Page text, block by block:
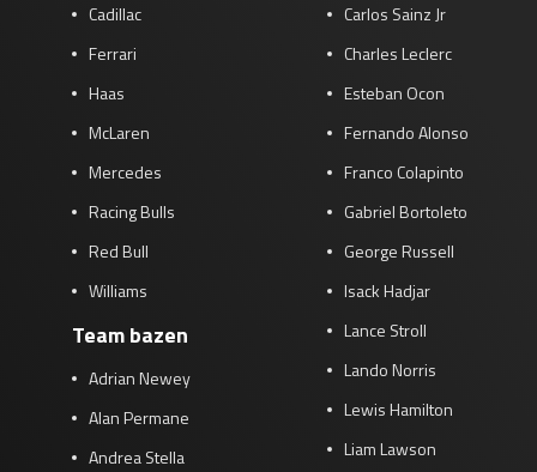
Cadillac
Ferrari
Haas
McLaren
Mercedes
Racing Bulls
Red Bull
Williams
Team bazen
Adrian Newey
Alan Permane
Andrea Stella
Carlos Sainz Jr
Charles Leclerc
Esteban Ocon
Fernando Alonso
Franco Colapinto
Gabriel Bortoleto
George Russell
Isack Hadjar
Lance Stroll
Lando Norris
Lewis Hamilton
Liam Lawson